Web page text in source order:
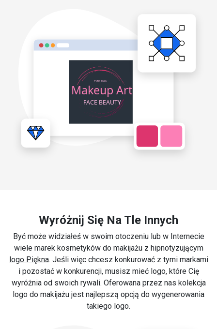
Wyróżnij Się Na Tle Innych
Być może widziałeś w swoim otoczeniu lub w Internecie
wiele marek kosmetyków do makijażu z hipnotyzującym
logo Piękna. Jeśli więc chcesz konkurować z tymi markami
i pozostać w konkurencji, musisz mieć logo, które Cię
wyróżnia od swoich rywali. Oferowana przez nas kolekcja
logo do makijażu jest najlepszą opcją do wygenerowania
takiego logo.